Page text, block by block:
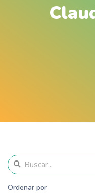
Ordenar por